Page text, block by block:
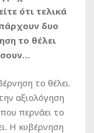
ότι τελικά
δυο
το θέλει
το θέλει.
αξιολόγηση
περνάει το
Η κυβέρνηση